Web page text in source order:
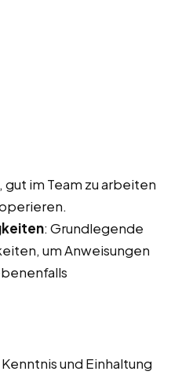
gut im Team zu arbeiten
: Grundlegende
um Anweisungen
Kenntnis und Einhaltung